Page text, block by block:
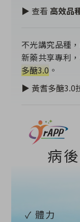
▶ 查看 高效品
不光講究品種，
新藥共享專利
多醣3.0 。
▶ 黃耆多醣3.0
病
✓ 體力